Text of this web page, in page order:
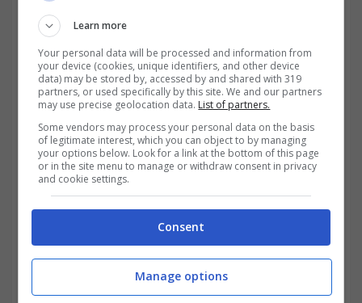
L’INPS gestisce il pagamento della
prestazione, ma il finanziamento resta a
carico dell’impresa.
Quali aziende possono usare
l’isopensione
Learn more
Your personal data will be processed and information from
your device (cookies, unique identifiers, and other device
data) may be stored by, accessed by and shared with 319
partners, or used specifically by this site. We and our partners
may use precise geolocation data. List of partners.
Some vendors may process your personal data on the basis
of legitimate interest, which you can object to by managing
your options below. Look for a link at the bottom of this page
or in the site menu to manage or withdraw consent in privacy
and cookie settings.
Consent
Manage options